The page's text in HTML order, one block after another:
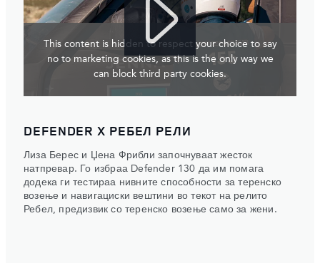
DEFENDER X РЕБЕЛ РЕЛИ
Лиза Берес и Џена Фрибли започнуваат жесток
натпревар. Го избраа Defender 130 да им помага
додека ги тестираа нивните способности за теренско
возење и навигациски вештини во текот на релито
Ребел, предизвик со теренско возење само за жени.
This content is hidden to respect your choice to say
no to marketing cookies, as this is the only way we
can block third party cookies.